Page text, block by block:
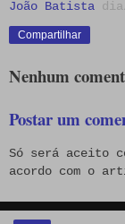
João Batista
Compartilhar
Nenhum
Postar um
Só será aceito
acordo com o